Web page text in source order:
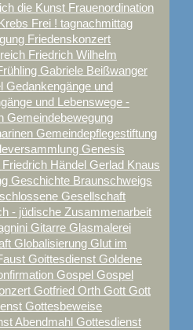
die Kunst Frauenordination
Frei ! tagnachmittag
Friedenskonzert
Friedrich Wilhelm
Gabriele Beißwanger
Gedankengänge und
und Lebenswege -
Gemeindebewegung
Gemeindepflegestiftung
Genesis
Händel Gerlad Knaus
Geschichte Braunschweigs
Gesellschaft
- jüdische Zusammenarbeit
Gitarre Glasmalerei
Globalisierung Glut im
Goittesdienst Goldene
Gospel Gospel
Gotfried Orth Gott Gott
Gottesbeweise
Abendmahl Gottesdienst